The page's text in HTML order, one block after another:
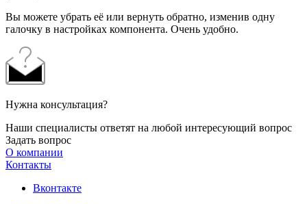
Вы можете убрать её или вернуть обратно, изменив одну
галочку в настройках компонента. Очень удобно.
Нужна консультация?
Наши специалисты ответят на любой интересующий вопрос
Задать вопрос
О компании
Контакты
Вконтакте